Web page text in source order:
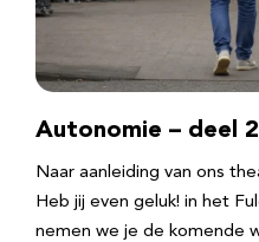
Autonomie – deel 2
Naar aanleiding van ons
Heb jij even geluk! in het
nemen we je de komende